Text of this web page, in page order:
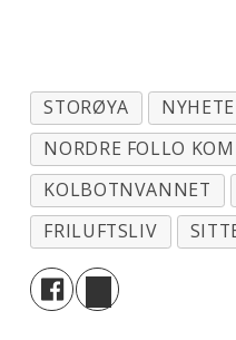
STORØYA
NORDRE FOLLO
KOLBOTNVANNET
FRILUFTSLIV